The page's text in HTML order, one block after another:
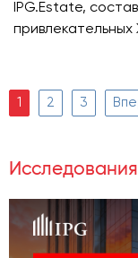
IPG.Estate,
1 2 3